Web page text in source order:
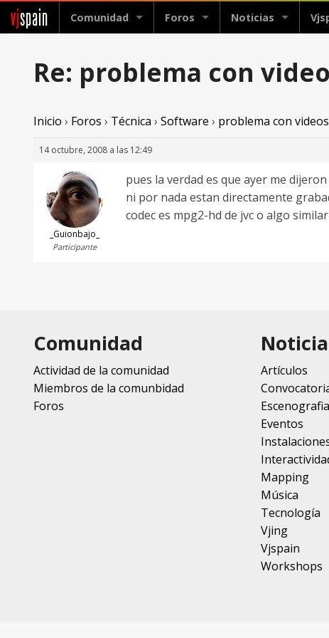
vjspain Comunidad Foros Noticias
Re: problema con
Inicio › Foros › Técnica › Software › problema con
14 octubre, 2008 a las 12:49
_Guionbajo_
Participante
pues la verdad es que ayer me
ni por nada estan directamente
codec es mpg2-hd de jvc o algo
Comunidad
Actividad de la comunidad
Miembros de la comunbidad
Foros
Artículos
Eventos
Mapping
Música
Tecnología
Vjing
Vjspain
Workshops